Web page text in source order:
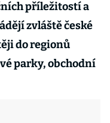
příležitostí a
zvláště české
do regionů
parky, obchodní